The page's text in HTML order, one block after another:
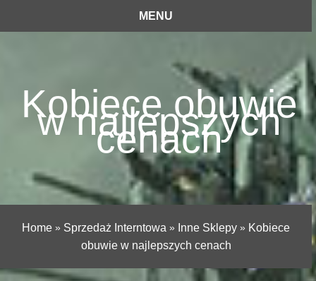
MENU
Kobiece obuwie
w najlepszych
cenach
Home » Sprzedaż Interntowa » Inne Sklepy » Kobiece
obuwie w najlepszych cenach